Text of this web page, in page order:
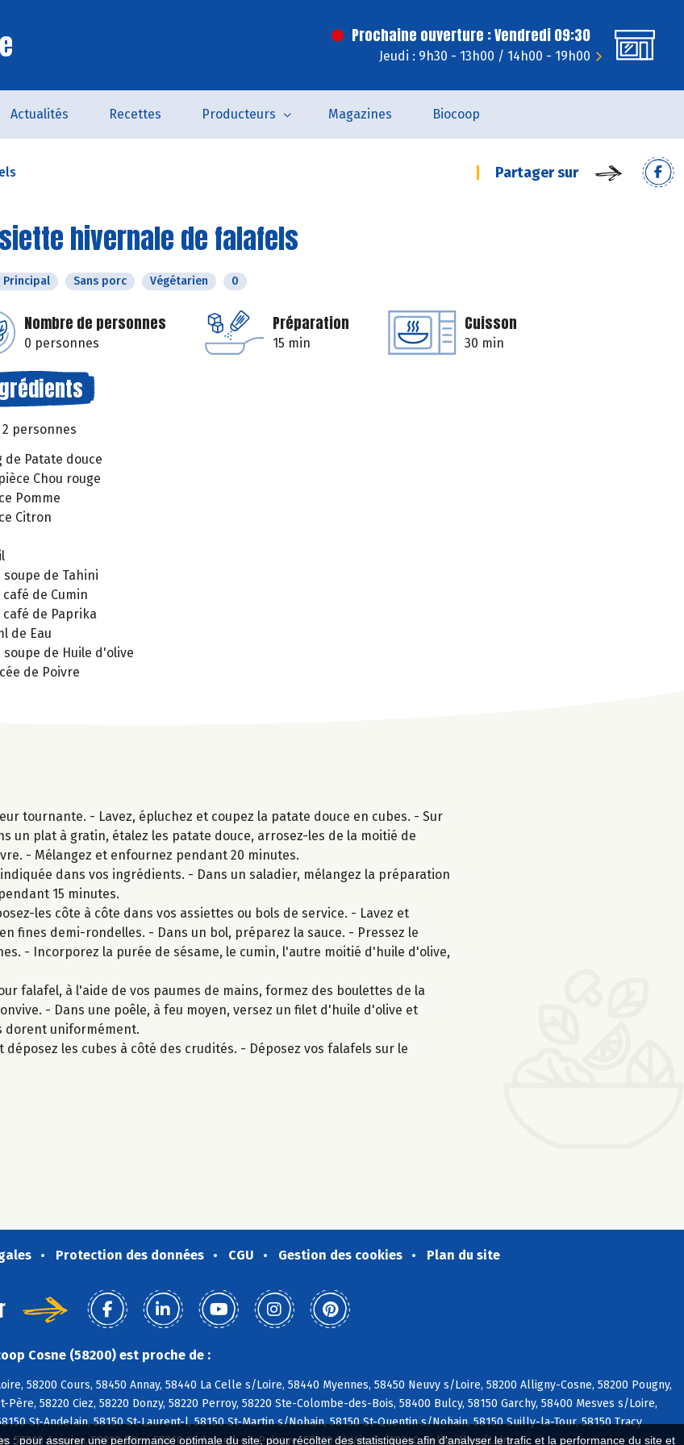
: pour assurer une performance optimale du site, pour récolter des statistiques afin d'analyser le trafic et la performance du site et
Prochaine ouverture : Vendredi 09:30
Jeudi : 9h30 - 13h00 / 14h00 - 19h00
Actualités Recettes Producteurs Magazines Biocoop
Partager sur
hivernale de falafels
Principal Sans porc Végétarien 0
Nombre de personnes
0 personnes
Préparation
15 min
Cuisson
30 min
2 personnes
de Patate douce
Chou rouge
Pomme
Citron
soupe de Tahini
café de Cumin
café de Paprika
de Eau
soupe de Huile d'olive
de Poivre
tournante. - Lavez, épluchez et coupez la patate douce en cubes. - Sur
un plat à gratin, étalez les patate douce, arrosez-les de la moitié de
- Mélangez et enfournez pendant 20 minutes.
dans vos ingrédients. - Dans un saladier, mélangez la préparation
15 minutes.
les côte à côte dans vos assiettes ou bols de service. - Lavez et
fines demi-rondelles. - Dans un bol, préparez la sauce. - Pressez le
- Incorporez la purée de sésame, le cumin, l'autre moitié d'huile d'olive,
falafel, à l'aide de vos paumes de mains, formez des boulettes de la
- Dans une poêle, à feu moyen, versez un filet d'huile d'olive et
dorent uniformément.
déposez les cubes à côté des crudités. - Déposez vos falafels sur le
Protection des données CGU Gestion des cookies Plan du site
Cosne (58200) est proche de :
58200 Cours, 58450 Annay, 58440 La Celle s/Loire, 58440 Myennes, 58450 Neuvy s/Loire, 58200 Alligny-Cosne, 58200 Pougny,
Père, 58220 Ciez, 58220 Donzy, 58220 Perroy, 58220 Ste-Colombe-des-Bois, 58400 Bulcy, 58150 Garchy, 58400 Mesves s/Loire,
St-Andelain, 58150 St-Laurent-l, 58150 St-Martin s/Nohain, 58150 St-Quentin s/Nohain, 58150 Suilly-la-Tour, 58150 Tracy
58310 Arquian, 58310 Bitry, 58310 St-Amand-en-Puisaye, 58310 St-Vérain, 18240 Belleville s/Loire